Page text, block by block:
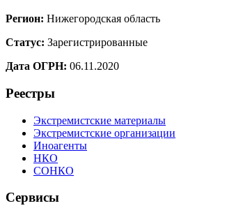
Регион: Нижегородская область
Статус: Зарегистрированные
Дата ОГРН: 06.11.2020
Реестры
Экстремистские материалы
Экстремистские организации
Иноагенты
НКО
СОНКО
Сервисы